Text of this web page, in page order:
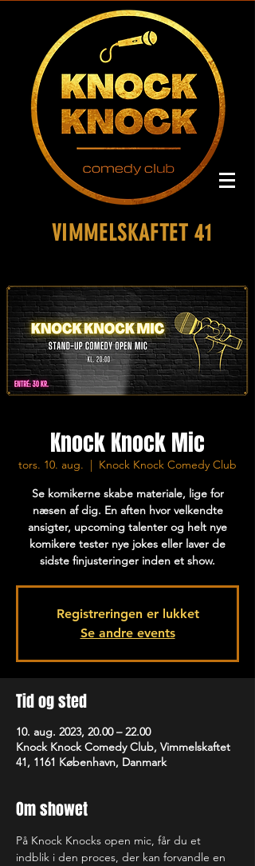
VIMMELSKAFTET 41
Knock Knock Mic
tors. 10. aug.
  |
Knock Knock Comedy Club
Se komikerne skabe materiale, lige for
næsen af dig. En aften hvor velkendte
ansigter, upcoming talenter og helt nye
komikere tester nye jokes eller laver de
sidste finjusteringer inden et show.
Registreringen er lukket
Se andre events
Tid og sted
10. aug. 2023, 20.00 – 22.00
Knock Knock Comedy Club, Vimmelskaftet
41, 1161 København, Danmark
Om showet
På Knock Knocks open mic, får du et
indblik i den proces, der kan forvandle en